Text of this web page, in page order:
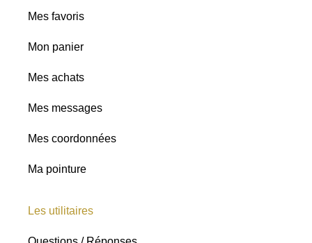
Mes favoris
Mon panier
Mes achats
Mes messages
Mes coordonnées
Ma pointure
Les utilitaires